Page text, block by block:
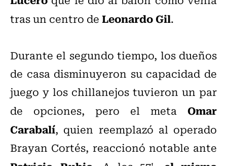
tras un centro deLeonardo Gil.
Durante el segundo tiempo, los dueños
de casa disminuyeron su capacidad de
juego y los chillanejos tuvieron un par
de opciones, pero el meta Omar
Carabalí, quien reemplazó al operado
Brayan Cortés, reaccionó notable ante